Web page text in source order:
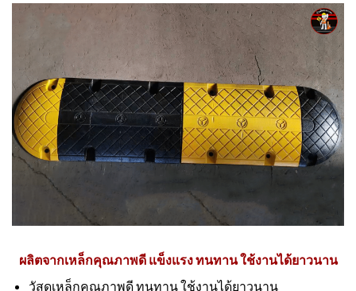
ผลิตจากเหล็กคุณภาพดี แข็งแรง ทนทาน ใช้งานได้ยาวนาน
วัสดุเหล็กคุณภาพดี ทนทาน ใช้งานได้ยาวนาน